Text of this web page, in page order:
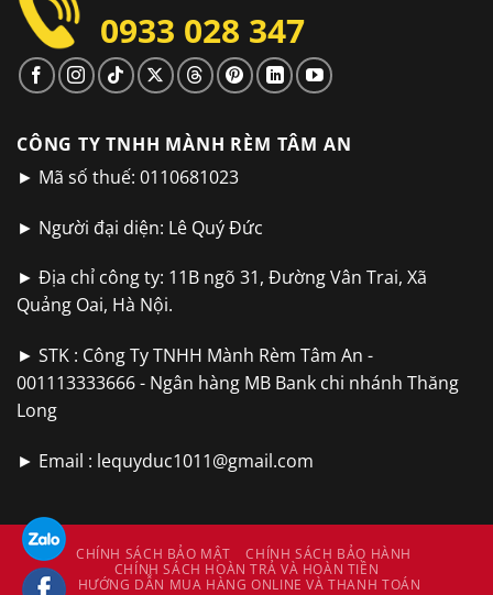
0933 028 347
CÔNG TY TNHH MÀNH RÈM TÂM AN
► Mã số thuế: 0110681023
► Người đại diện: Lê Quý Đức
► Địa chỉ công ty: 11B ngõ 31, Đường Vân Trai, Xã
Quảng Oai, Hà Nội.
► STK : Công Ty TNHH Mành Rèm Tâm An -
001113333666 - Ngân hàng MB Bank chi nhánh Thăng
Long
► Email : lequyduc1011@gmail.com
CHÍNH SÁCH BẢO MẬT
CHÍNH SÁCH BẢO HÀNH
CHÍNH SÁCH HOÀN TRẢ VÀ HOÀN TIỀN
HƯỚNG DẪN MUA HÀNG ONLINE VÀ THANH TOÁN